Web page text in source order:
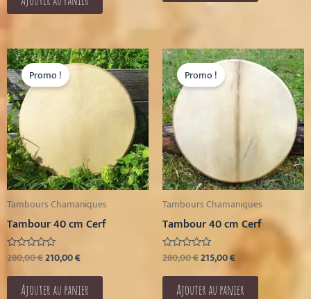
Promo !
Tambours Chamaniques
Tambour 40 cm Cerf
Note
280,00€
Le
prix
initial
était :
210,00€
Le
prix
Ajouter au panier
Promo !
Tambours Chamaniques
Tambour 40 cm Cerf
Note
280,00€
Le
prix
initial
était :
280,00 €.
215,00€
Le
prix
actuel
est :
215,00 €.
Ajouter au panier